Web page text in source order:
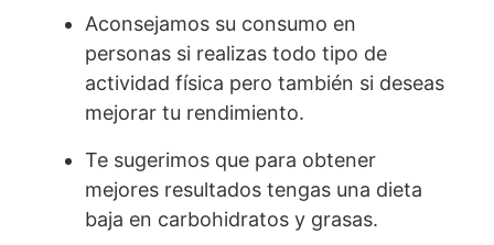
Aconsejamos su consumo en
personas si realizas todo tipo de
actividad física pero también si deseas
mejorar tu rendimiento.
Te sugerimos que para obtener
mejores resultados tengas una dieta
baja en carbohidratos y grasas.